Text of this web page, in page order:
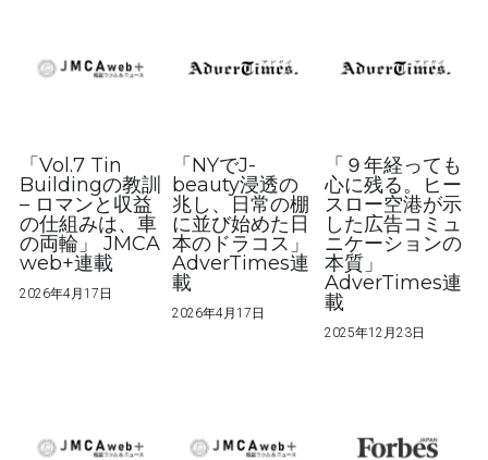
「Vol.7 Tin
Buildingの教訓
– ロマンと収益
の仕組みは、車
の両輪」 JMCA
web+連載
2026年4月17日
「NYでJ-
beauty浸透の
兆し、日常の棚
に並び始めた日
本のドラコス」
AdverTimes連
載
2026年4月17日
「９年経っても
心に残る。ヒー
スロー空港が示
した広告コミュ
ニケーションの
本質」
AdverTimes連
載
2025年12月23日